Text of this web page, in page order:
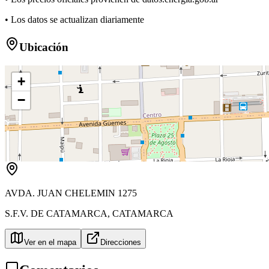
• Los datos se actualizan diariamente
Ubicación
+
−
AVDA. JUAN CHELEMIN 1275
S.F.V. DE CATAMARCA, CATAMARCA
Ver en el mapa Direcciones